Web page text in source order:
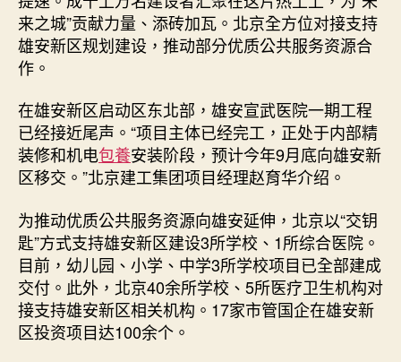
来之城”贡献力量、添砖加瓦。北京全方位对接支持
雄安新区规划建设，推动部分优质公共服务资源合
作。
在雄安新区启动区东北部，雄安宣武医院一期工程
已经接近尾声。“项目主体已经完工，正处于内部精
装修和机电包養安装阶段，预计今年9月底向雄安新
区移交。”北京建工集团项目经理赵育华介绍。
为推动优质公共服务资源向雄安延伸，北京以“交钥
匙”方式支持雄安新区建设3所学校、1所综合医院。
目前，幼儿园、小学、中学3所学校项目已全部建成
交付。此外，北京40余所学校、5所医疗卫生机构对
接支持雄安新区相关机构。17家市管国企在雄安新
区投资项目达100余个。